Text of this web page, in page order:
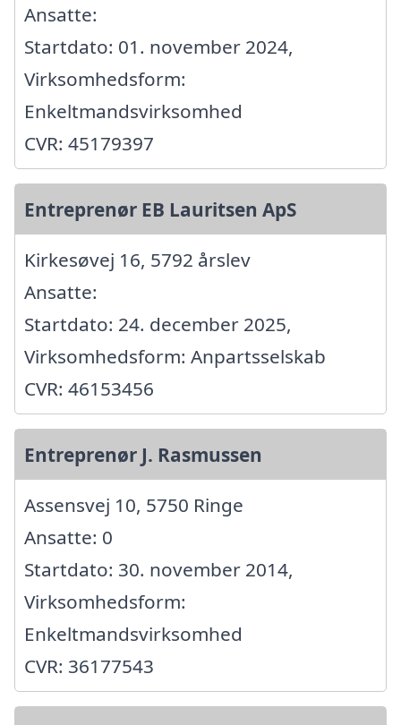
Ansatte:
Startdato: 01. november 2024,
Virksomhedsform:
Enkeltmandsvirksomhed
CVR: 45179397
Entreprenør EB Lauritsen ApS
Kirkesøvej 16, 5792 årslev
Ansatte:
Startdato: 24. december 2025,
Virksomhedsform: Anpartsselskab
CVR: 46153456
Entreprenør J. Rasmussen
Assensvej 10, 5750 Ringe
Ansatte: 0
Startdato: 30. november 2014,
Virksomhedsform:
Enkeltmandsvirksomhed
CVR: 36177543